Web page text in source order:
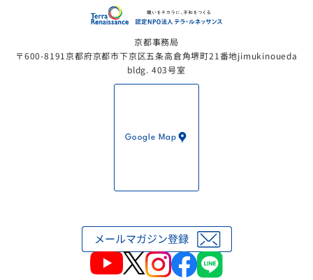
京都事務局
〒600-8191京都府京都市下京区五条高倉角堺町21番地jimukinoueda
bldg. 403号室
Google Map